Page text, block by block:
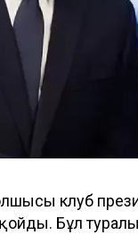
клуб
Бұл